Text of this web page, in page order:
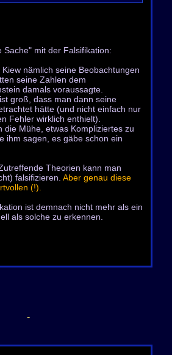
Sache" mit der Falsifikation:
nämlich seine Beobachtungen
seine Zahlen dem
damals voraussagte.
groß, dass man dann seine
hätte (und nicht einfach nur
Fehler wirklich enthielt).
die Mühe, etwas Kompliziertes zu
ihm sagen, es gäbe schon ein
Theorien kann man
falsifizieren. Aber genau diese
(!).
ist demnach nicht mehr als ein
als solche zu erkennen.
-